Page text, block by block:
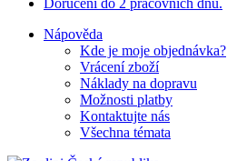
Doručení do 2 pracovních dnů.
Nápověda
Kde je moje objednávka?
Vrácení zboží
Náklady na dopravu
Možnosti platby
Kontaktujte nás
Všechna témata